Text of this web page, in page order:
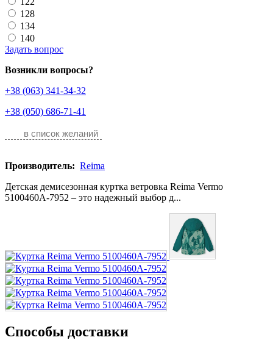
128
134
140
Задать вопрос
Возникли вопросы?
+38 (063) 341-34-32
+38 (050) 686-71-41
в список желаний
Производитель: Reima
Детская демисезонная куртка ветровка Reima Vermo
5100460A-7952 – это надежный выбор д...
Способы доставки